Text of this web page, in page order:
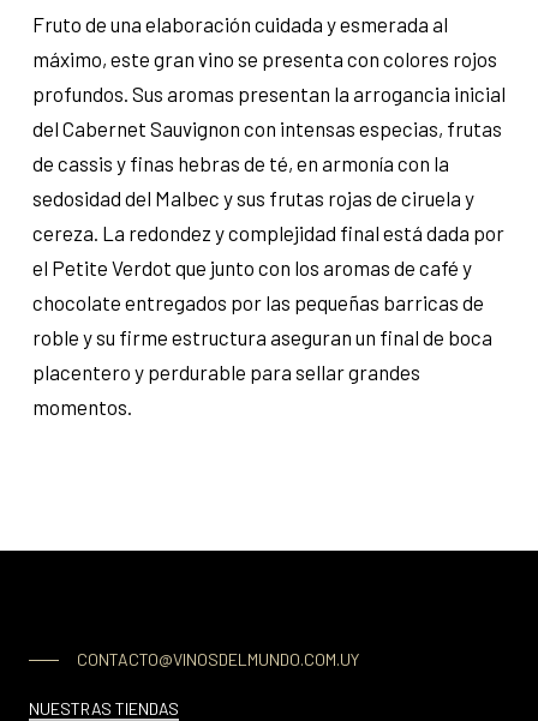
Fruto de una elaboración cuidada y esmerada al
máximo, este gran vino se presenta con colores rojos
profundos. Sus aromas presentan la arrogancia inicial
del Cabernet Sauvignon con intensas especias, frutas
de cassis y finas hebras de té, en armonía con la
sedosidad del Malbec y sus frutas rojas de ciruela y
cereza. La redondez y complejidad final está dada por
el Petite Verdot que junto con los aromas de café y
chocolate entregados por las pequeñas barricas de
roble y su firme estructura aseguran un final de boca
placentero y perdurable para sellar grandes
momentos.
CONTACTO@VINOSDELMUNDO.COM.UY
NUESTRAS TIENDAS